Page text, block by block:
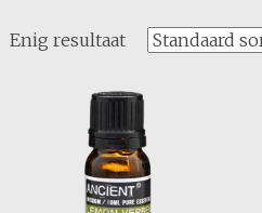
Enig resultaat